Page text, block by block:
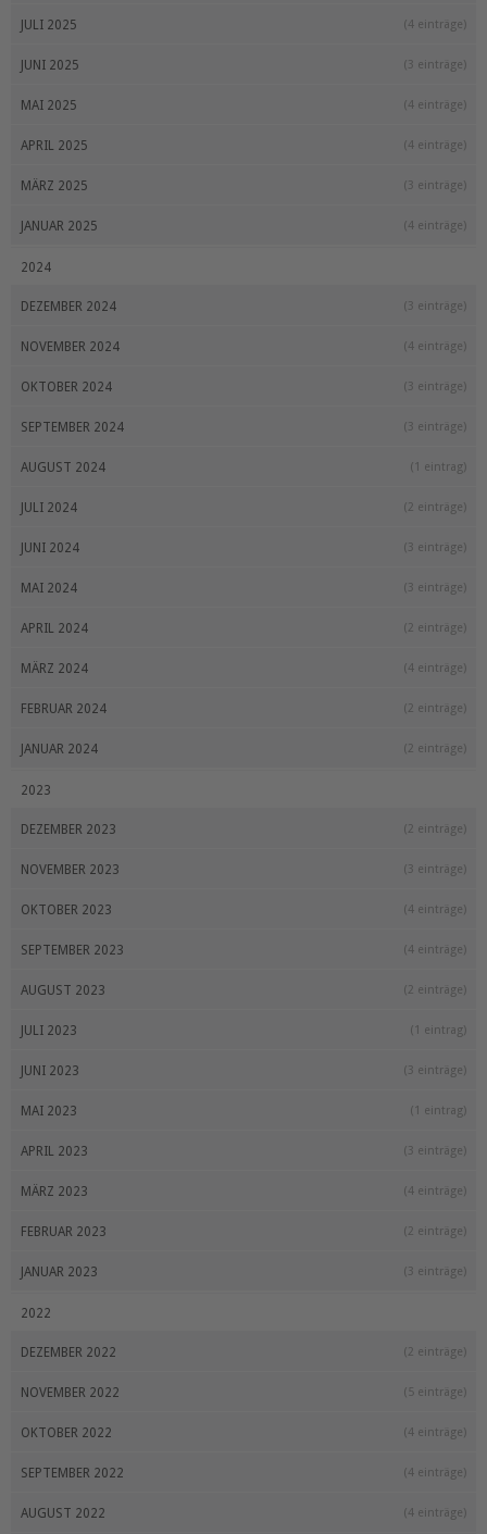
JULI 2025 (4 einträge)
JUNI 2025 (3 einträge)
MAI 2025 (4 einträge)
APRIL 2025 (4 einträge)
MÄRZ 2025 (3 einträge)
JANUAR 2025 (4 einträge)
2024
DEZEMBER 2024 (3 einträge)
NOVEMBER 2024 (4 einträge)
OKTOBER 2024 (3 einträge)
SEPTEMBER 2024 (3 einträge)
AUGUST 2024 (1 eintrag)
JULI 2024 (2 einträge)
JUNI 2024 (3 einträge)
MAI 2024 (3 einträge)
APRIL 2024 (2 einträge)
MÄRZ 2024 (4 einträge)
FEBRUAR 2024 (2 einträge)
JANUAR 2024 (2 einträge)
2023
DEZEMBER 2023 (2 einträge)
NOVEMBER 2023 (3 einträge)
OKTOBER 2023 (4 einträge)
SEPTEMBER 2023 (4 einträge)
AUGUST 2023 (2 einträge)
JULI 2023 (1 eintrag)
JUNI 2023 (3 einträge)
MAI 2023 (1 eintrag)
APRIL 2023 (3 einträge)
MÄRZ 2023 (4 einträge)
FEBRUAR 2023 (2 einträge)
JANUAR 2023 (3 einträge)
2022
DEZEMBER 2022 (2 einträge)
NOVEMBER 2022 (5 einträge)
OKTOBER 2022 (4 einträge)
SEPTEMBER 2022 (4 einträge)
AUGUST 2022 (4 einträge)